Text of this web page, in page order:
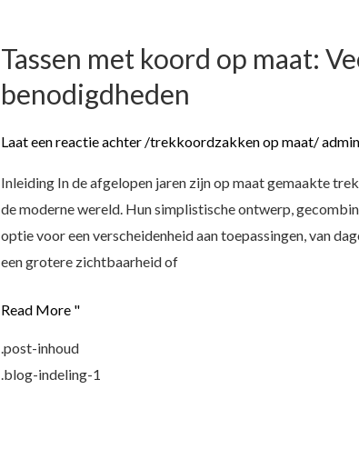
Tassen met koord op maat:
benodigdheden
Laat een reactie achter /trekkoordzakken op maat/admin
Inleiding In de afgelopen jaren zijn op maat gemaakte
de moderne wereld. Hun simplistische ontwerp,
optie voor een verscheidenheid aan toepassingen, van
een grotere zichtbaarheid of
Tassen
koord
Veelzijdige
oplossingen
voor
alledaagse
Read More "
.post-inhoud
.blog-indeling-1